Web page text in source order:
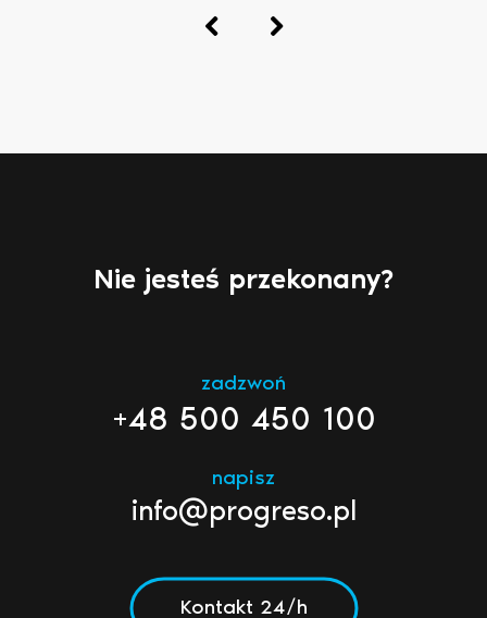
Nie jesteś przekonany?
zadzwoń
+48 500 450 100
napisz
info@progreso.pl
Kontakt 24/h